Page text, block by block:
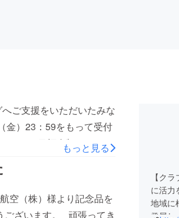
ご支援をいただいたみな
金）23：59をもって受付
より、目標金額の
援金と合わせて、たくさ
ました。 ロアッソ熊本
大会グループステージ第
前橋市富士見総合グラン
もっと見る
空（株）様より記念品を
ございます。 頑張ってき
【ク
に活力
地域に
発展し